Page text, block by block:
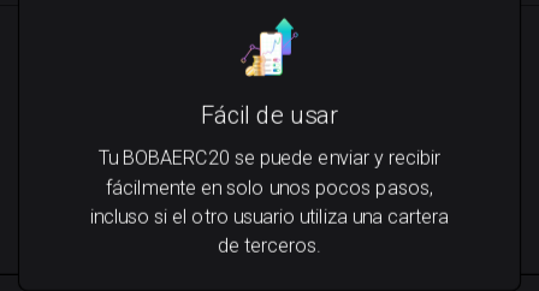
Fácil de usar
Tu BOBAERC20 se puede enviar y recibir
fácilmente en solo unos pocos pasos,
incluso si el otro usuario utiliza una cartera
de terceros.